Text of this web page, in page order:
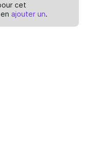
cet
enajouter un.